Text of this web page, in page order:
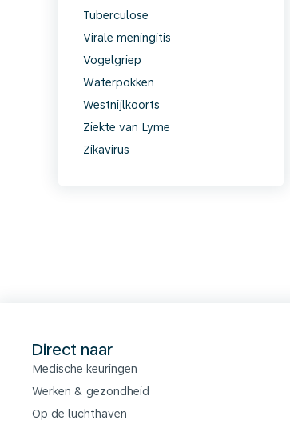
Tuberculose
Virale meningitis
Vogelgriep
Waterpokken
Westnijlkoorts
Ziekte van Lyme
Zikavirus
Direct naar
Medische keuringen
Werken & gezondheid
Op de luchthaven